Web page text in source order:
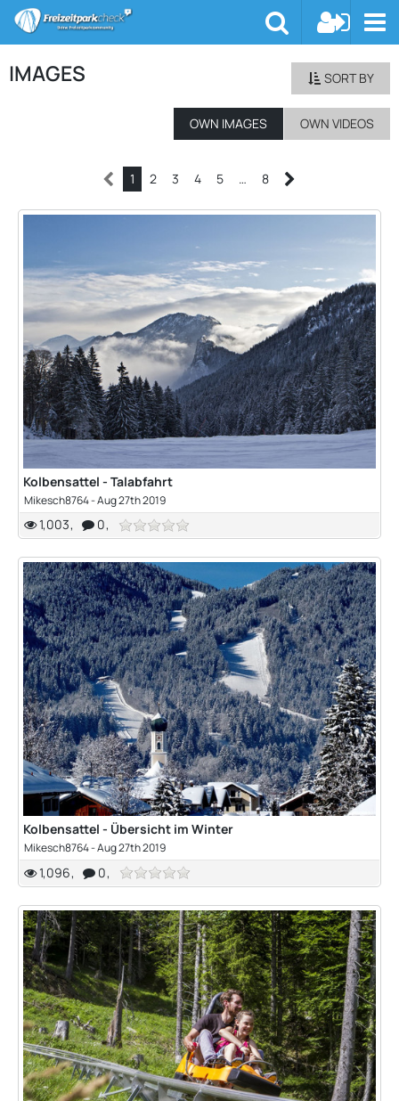
IMAGES SORT BY
OWN IMAGES OWN VIDEOS
1 2 3 4 5 … 8
Kolbensattel - Talabfahrt
Mikesch8764-Aug 27th 2019
1,003 0
Kolbensattel - Übersicht im Winter
Mikesch8764-Aug 27th 2019
1,096 0